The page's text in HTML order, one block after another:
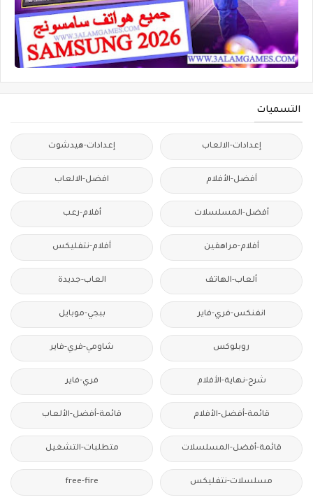
التسميات
إعدادات-الالعاب إعدادات-هيدشوت
أفضل-الأفلام افضل-الالعاب
أفضل-المسلسلات أفلام-رعب
أفلام-مراهقين أفلام-نتفليكس
ألعاب-الهاتف العاب-جديدة
انفنكس-فري-فاير ببجي-موبايل
روبلوكس شاومي-فري-فاير
شرح-نهاية-الأفلام فري-فاير
قائمة-أفضل-الأفلام قائمة-أفضل-الألعاب
قائمة-أفضل-المسلسلات متطلبات-التشغيل
مسلسلات-نتفليكس free-fire